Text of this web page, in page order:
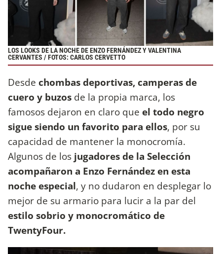
LOS LOOKS DE LA NOCHE DE ENZO FERNÁNDEZ Y VALENTINA
CERVANTES / FOTOS: CARLOS CERVETTO
Desde chombas deportivas, camperas de
cuero y buzos de la propia marca, los
famosos dejaron en claro que el todo negro
sigue siendo un favorito para ellos, por su
capacidad de mantener la monocromía.
Algunos de los jugadores de la Selección
acompañaron a Enzo Fernández en esta
noche especial, y no dudaron en desplegar lo
mejor de su armario para lucir a la par del
estilo sobrio y monocromático de
TwentyFour.